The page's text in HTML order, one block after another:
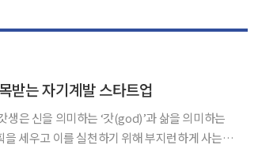
받는 자기계발 스타트업
생은 신을 의미하는 ‘갓(god)’과 삶을 의미하는
세우고 이를 실천하기 위해 부지런하게 사는 인